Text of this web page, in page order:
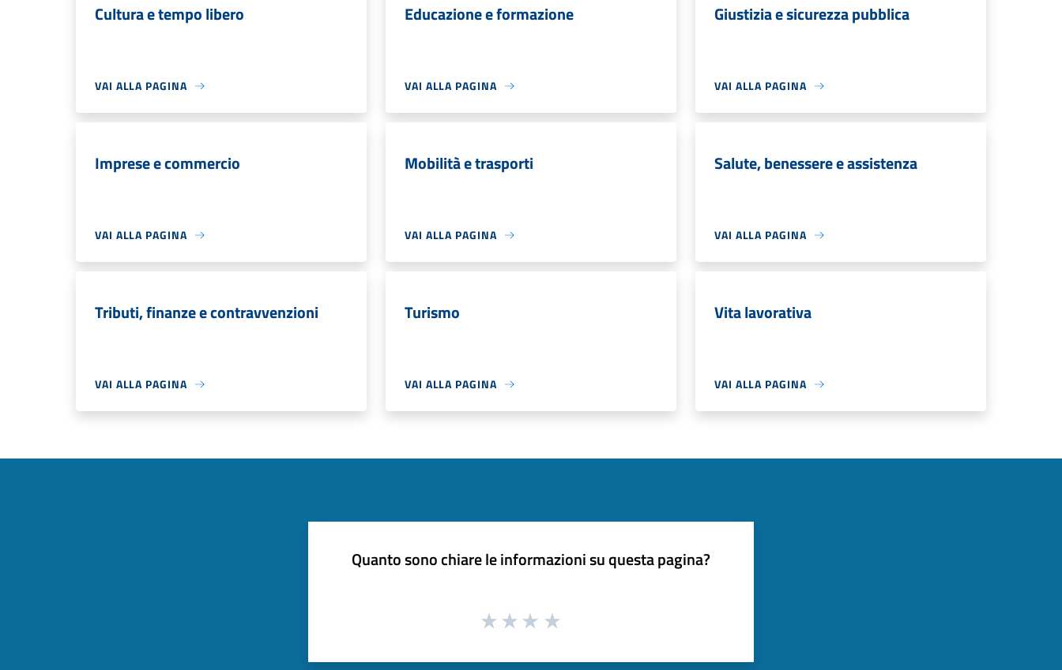
Cultura e tempo libero
VAI ALLA PAGINA
Educazione e formazione
VAI ALLA PAGINA
Giustizia e sicurezza pubblica
VAI ALLA PAGINA
Imprese e commercio
VAI ALLA PAGINA
Mobilità e trasporti
VAI ALLA PAGINA
Salute, benessere e assistenza
VAI ALLA PAGINA
Tributi, finanze e contravvenzioni
VAI ALLA PAGINA
Turismo
VAI ALLA PAGINA
Vita lavorativa
VAI ALLA PAGINA
Quanto sono chiare le informazioni su questa pagina?